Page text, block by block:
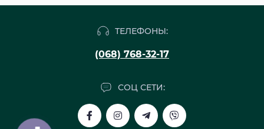
ТЕЛЕФОНЫ:
(068) 768-32-17
СОЦ СЕТИ: